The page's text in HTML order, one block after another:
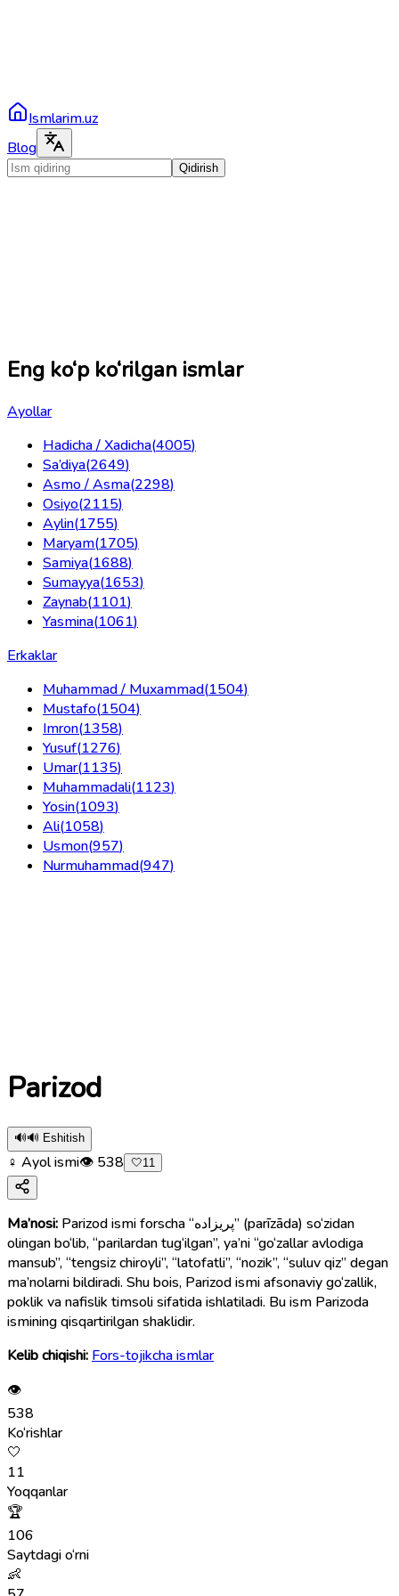
Ismlarim.uz
Blog
Qidirish
Eng ko‘p ko‘rilgan ismlar
Ayollar
Hadicha / Xadicha(4005)
Sa’diya(2649)
Asmo / Asma(2298)
Osiyo(2115)
Aylin(1755)
Maryam(1705)
Samiya(1688)
Sumayya(1653)
Zaynab(1101)
Yasmina(1061)
Erkaklar
Muhammad / Muxammad(1504)
Mustafo(1504)
Imron(1358)
Yusuf(1276)
Umar(1135)
Muhammadali(1123)
Yosin(1093)
Ali(1058)
Usmon(957)
Nurmuhammad(947)
Parizod
🔊🔊 Eshitish
♀ Ayol ismi👁 538 🤍11
Ma’nosi: Parizod ismi forscha “پریزاده” (parīzāda) so‘zidan
olingan bo‘lib, “parilardan tug‘ilgan”, ya’ni “go‘zallar avlodiga
mansub”, “tengsiz chiroyli”, “latofatli”, “nozik”, “suluv qiz” degan
ma’nolarni bildiradi. Shu bois, Parizod ismi afsonaviy go‘zallik,
poklik va nafislik timsoli sifatida ishlatiladi. Bu ism Parizoda
ismining qisqartirilgan shaklidir.
Kelib chiqishi: Fors-tojikcha ismlar
👁
538
Ko‘rishlar
🤍
11
Yoqqanlar
🏆
106
Saytdagi o‘rni
👶